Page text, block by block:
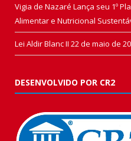
Vigia de Nazaré Lança seu 1º
Alimentar e Nutricional
Lei Aldir Blanc II 22 de maio de
DESENVOLVIDO POR CR2